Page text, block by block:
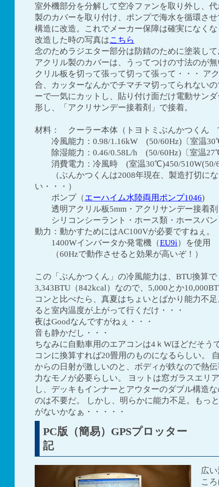
室外機部分を分解して空冷ファンを取り外し、
製のカバーを取り付け、ポンプで海水を循環さ
構造に改造。これでメーカー保障は確実になく
改造した時の写真はこちら
念のためラジエター部分は防錆のために塗装し
アクリル製のカバーは、うってつけの寸法のが
クリル板を切って張って切って張って・・・ ア
合、カッターなんかでチマチマ切ってられない
ーで一気にカットし、貼り付け面だけ電動サン
形し、「アクリサンデー接着剤」で接着。
材料： クーラー本体（トヨトミぶんかつくん
冷風能力：0.98/1.16kW (50/60Hz)〔室温
除湿能力：0.46/0.58L/h (50/60Hz)〔室温
消費電力：冷風時 (室温30℃)450/510W(50/
（ぶんかつくんは2008年現在、製造打切に
い・・・）
ポンプ（エーハイム水陸両用ポンプ1046)
透明アクリル板5mm・アクリサンデー接着剤
シリコンシーラント・ホース類・ホースバン
動力：動かすためにはAC100Vが必要ですねぇ。
1400Wインバータか発電機（EU9i ）を使用
（60Hzで動作させると効果が高いぞ！）
この「ぶんかつくん」の冷風能力は、BTU換算で
3,343BTU（842kcal）なので、5,000とか
コンと比べたら、真夏はちょいとばかり能力不
ると室内温度が上がって行くだけ・・・
夜はGoodなんですがねぇ・・・
音も静かだし・・・
ちなみに自動車用のエアコンは4ｋWほどだそう
コンに換算すれば20畳用のものになるらしい。
からの日射が激しいのと、ボディが鉄なので熱
力なモノが必要らしい。 ヨットは窓ガラスエリ
し、デッキもインナーとアウターのダブル構造
のは不要だ。 しかし、明らかに能力不足。もっ
がないかなぁ・・・・・
PC版（簡易）GPS
記
広
こ